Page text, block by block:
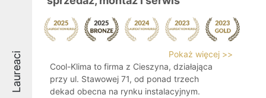
Laureaci
Pokaż więcej >>
Cool-Klima to firma z Cieszyna, działająca
przy ul. Stawowej 71, od ponad trzech
dekad obecna na rynku instalacyjnym.